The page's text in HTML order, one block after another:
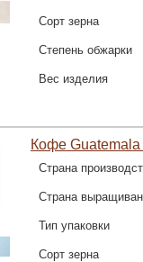
Сорт зерна
Степень обжарки
Вес изделия
Кофе Guatemala
Страна
Страна
Тип упаковки
Сорт зерна